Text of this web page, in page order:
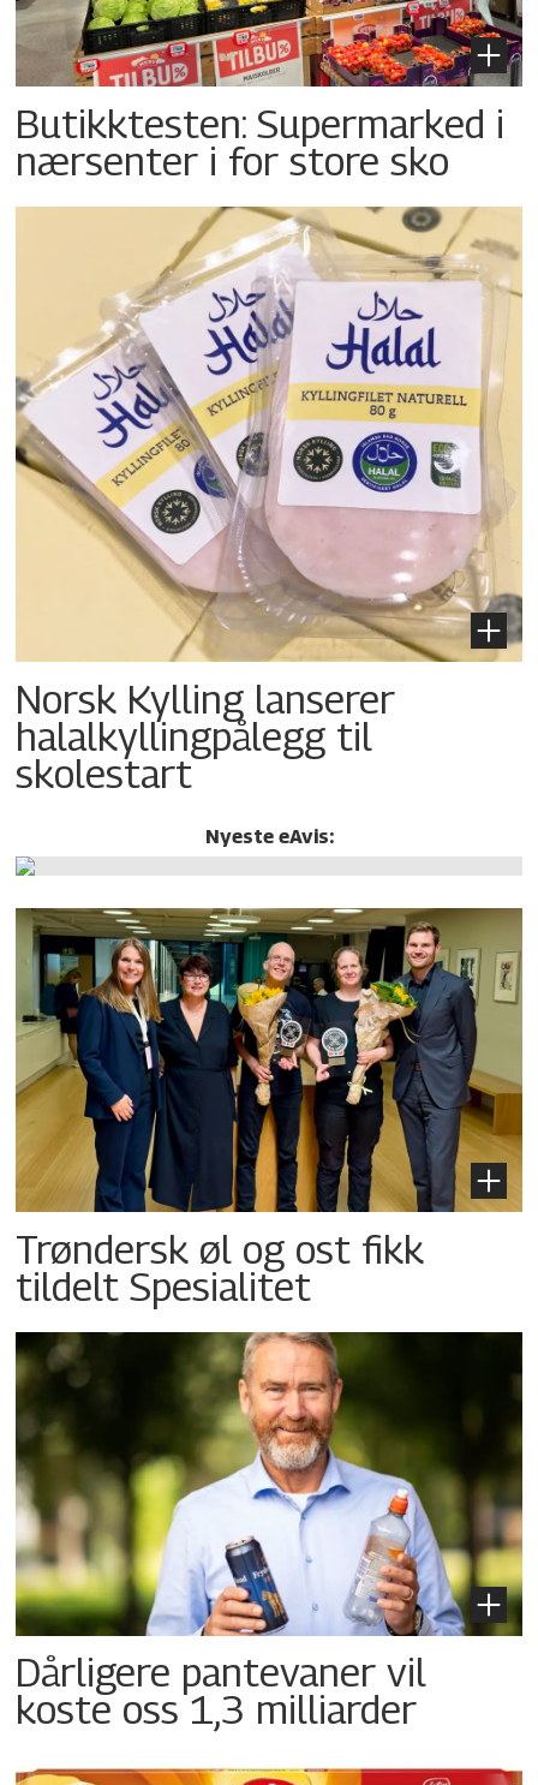
Butikktesten: Supermarked i
nærsenter i for store sko
Norsk Kylling lanserer
halalkylling­pålegg til
skolestart
Nyeste eAvis:
Trøndersk øl og ost fikk
tildelt Spesialitet
Dårligere pantevaner vil
koste oss 1,3 milliarder